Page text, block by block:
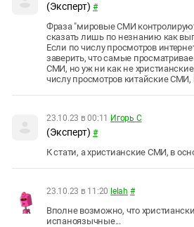
(Эксперт) #
Фраза "мировые СМИ
сказать лишь по незнанию как
Если по числу просмотров
заверить, что самые
СМИ, но уж ни как не
числу просмотров китайские СМИ,
23.10.23 в 00:11 Игорь С
(Эксперт) #
К стати, а христианские СМИ, в
23.10.23 в 11:20 lelah #
Вполне возможно, что
испаноязычные...